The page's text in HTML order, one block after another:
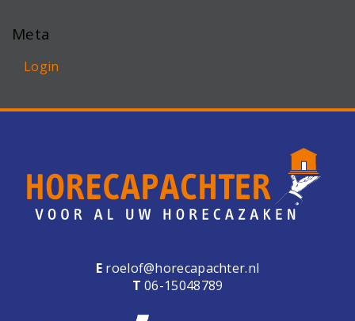
Meta
Login
E roelof@horecapachter.nl
T 06-15048789